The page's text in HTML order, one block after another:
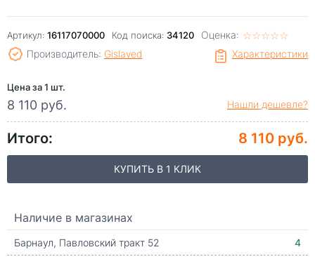
Артикул: 16117070000 Код поиска: 34120 Оценка: ☆☆☆☆☆
★★★★★
Характеристики
Производитель: Gislaved
Цена за 1 шт.
8 110 руб. Нашли дешевле?
Итого: 8 110 руб.
КУПИТЬ В 1 КЛИК
Наличие в магазинах
Барнаул, Павловский тракт 52
4